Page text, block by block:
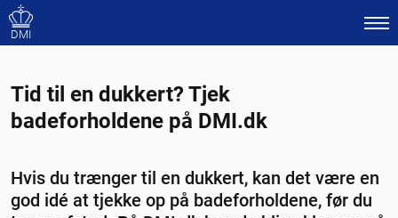
DMI
Tid til en dukkert? Tjek
badeforholdene på DMI.dk
Hvis du trænger til en dukkert, kan det være en
god idé at tjekke op på badeforholdene, før du